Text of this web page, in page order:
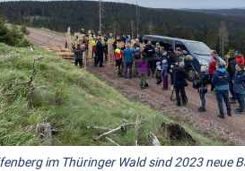
im Thüringer Wald sind 2023 neue